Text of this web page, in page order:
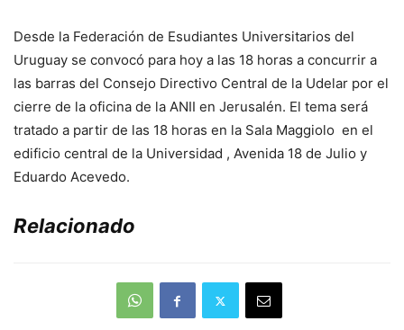
Desde la Federación de Esudiantes Universitarios del
Uruguay se convocó para hoy a las 18 horas a concurrir a
las barras del Consejo Directivo Central de la Udelar por el
cierre de la oficina de la ANII en Jerusalén. El tema será
tratado a partir de las 18 horas en la Sala Maggiolo en el
edificio central de la Universidad , Avenida 18 de Julio y
Eduardo Acevedo.
Relacionado